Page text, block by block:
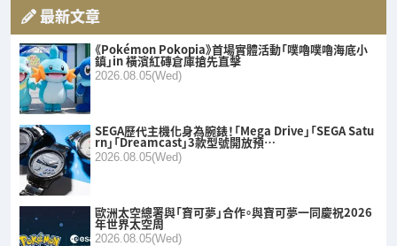
最新文章
《Pokémon Pokopia》首場實體活動「噗嚕噗嚕海底小
鎮」in 橫濱紅磚倉庫搶先直擊
2026.08.05(Wed)
SEGA歷代主機化身為腕錶！「Mega Drive」「SEGA Satu
rn」「Dreamcast」3款型號開放預…
2026.08.05(Wed)
歐洲太空總署與「寶可夢」合作。與寶可夢一同慶祝2026
年世界太空周
2026.08.05(Wed)